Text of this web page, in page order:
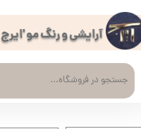
آرایشی و رنگ مو 'ایرج
حساب کاربری من
تغییر گذر واژه
سفارشات